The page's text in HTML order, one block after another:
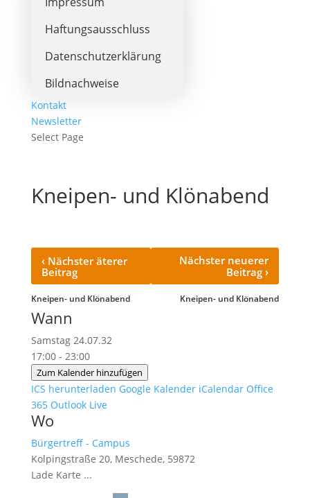
Haftungsausschluss
Datenschutzerklärung
Bildnachweise
Kontakt
Newsletter
Select Page
Kneipen- und Klönabend
‹Nächster äterer
Beitrag
Kneipen- und Klönabend
Nächster neuerer
Beitrag›
Kneipen- und Klönabend
Wann
Samstag 24.07.32
17:00 - 23:00
Zum Kalender hinzufügen
ICS herunterladen Google Kalender iCalendar Office
365 Outlook Live
Wo
Bürgertreff - Campus
Kolpingstraße 20, Meschede, 59872
Lade Karte ...